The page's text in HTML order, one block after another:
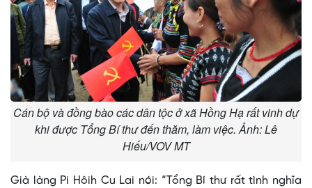
Cán bộ và đồng bào các dân tộc ở xã Hồng Hạ rất vinh dự
khi được Tổng Bí thư đến thăm, làm việc. Ảnh: Lê
Hiếu/VOV MT
Già làng Pi Hôih Cu Lai nói: “Tổng Bí thư rất tình nghĩa